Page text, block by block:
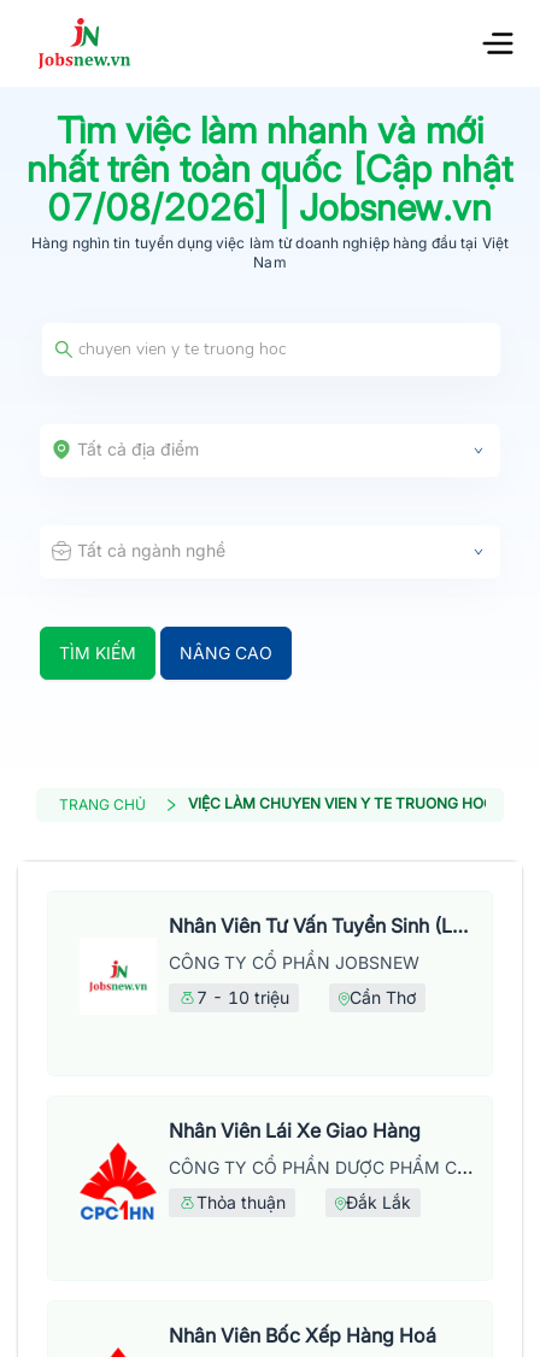
Tìm việc làm nhanh và mới
nhất trên toàn quốc [Cập nhật
07/08/2026] | Jobsnew.vn
Hàng nghìn tin tuyển dụng việc làm từdoanh nghiệp hàng đầu tại Việt
Nam
Tất cả địa điểm
Tất cả ngành nghề
TÌM KIẾM NÂNG CAO
TRANG CHỦ VIỆC LÀM CHUYEN VIEN Y TE TRUONG HOC
Nhân Viên Tư Vấn Tuyển Sinh (Làm Việc Tại Văn Phòng)
CÔNG TY CỔ PHẦN JOBSNEW
7 - 10 triệu
Cần Thơ
Nhân Viên Lái Xe Giao Hàng
CÔNG TY CỔ PHẦN DƯỢC PHẨM CPC1 HÀ NỘI
Thỏa thuận Đắk Lắk
Nhân Viên Bốc Xếp Hàng Hoá